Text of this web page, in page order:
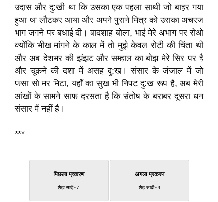
उदास और दु:खी था कि उसका एक पहला साथी जो बाहर गया
हुआ था लौटकर आया और अपने पुराने मित्र को उसका अचरज
भाग जगने पर बधाई दी। बादशाह बोला, भाई मेरे अभाग पर रोओ
क्योंकि भीख मांगने के काल में तो मुझे केवल रोटी की चिंता थी
और अब देशभर की झंझट और सम्हाल का बोझ मेरे सिर पर है
और चूकने की दशा में असह दु:ख। संसार के जंजाल में जो
फंसा सो मर मिटा, यहाँ का सुख भी निपट दु:ख रूप है, अब मेरी
आंखों के सामने साफ दरसता है कि संतोष के बराबर दूसरा धन
संसार में नहीं है।
***
पिछला प्रकरण
शेख़ सादी - 7
अगला प्रकरण
शेख़ सादी - 9